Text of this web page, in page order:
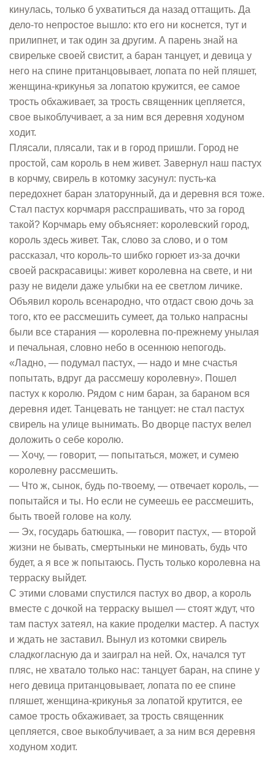
кинулась, только б ухватиться да назад оттащить. Да
дело-то непростое вышло: кто его ни коснется, тут и
прилипнет, и так один за другим. А парень знай на
свирельке своей свистит, а баран танцует, и девица у
него на спине пританцовывает, лопата по ней пляшет,
женщина-крикунья за лопатою кружится, ее самое
трость обхаживает, за трость священник цепляется,
свое выкоблучивает, а за ним вся деревня ходуном
ходит.
Плясали, плясали, так и в город пришли. Город не
простой, сам король в нем живет. Завернул наш пастух
в корчму, свирель в котомку засунул: пусть-ка
передохнет баран златорунный, да и деревня вся тоже.
Стал пастух корчмаря расспрашивать, что за город
такой? Корчмарь ему объясняет: королевский город,
король здесь живет. Так, слово за слово, и о том
рассказал, что король-то шибко горюет из-за дочки
своей раскрасавицы: живет королевна на свете, и ни
разу не видели даже улыбки на ее светлом личике.
Объявил король всенародно, что отдаст свою дочь за
того, кто ее рассмешить сумеет, да только напрасны
были все старания — королевна по-прежнему унылая
и печальная, словно небо в осеннюю непогодь.
«Ладно, — подумал пастух, — надо и мне счастья
попытать, вдруг да рассмешу королевну». Пошел
пастух к королю. Рядом с ним баран, за бараном вся
деревня идет. Танцевать не танцует: не стал пастух
свирель на улице вынимать. Во дворце пастух велел
доложить о себе королю.
— Хочу, — говорит, — попытаться, может, и сумею
королевну рассмешить.
— Что ж, сынок, будь по-твоему, — отвечает король, —
попытайся и ты. Но если не сумеешь ее рассмешить,
быть твоей голове на колу.
— Эх, государь батюшка, — говорит пастух, — второй
жизни не бывать, смертыньки не миновать, будь что
будет, а я все ж попытаюсь. Пусть только королевна на
терраску выйдет.
С этими словами спустился пастух во двор, а король
вместе с дочкой на терраску вышел — стоят ждут, что
там пастух затеял, на какие проделки мастер. А пастух
и ждать не заставил. Вынул из котомки свирель
сладкогласную да и заиграл на ней. Ох, начался тут
пляс, не хватало только нас: танцует баран, на спине у
него девица пританцовывает, лопата по ее спине
пляшет, женщина-крикунья за лопатой крутится, ее
самое трость обхаживает, за трость священник
цепляется, свое выкоблучивает, а за ним вся деревня
ходуном ходит.